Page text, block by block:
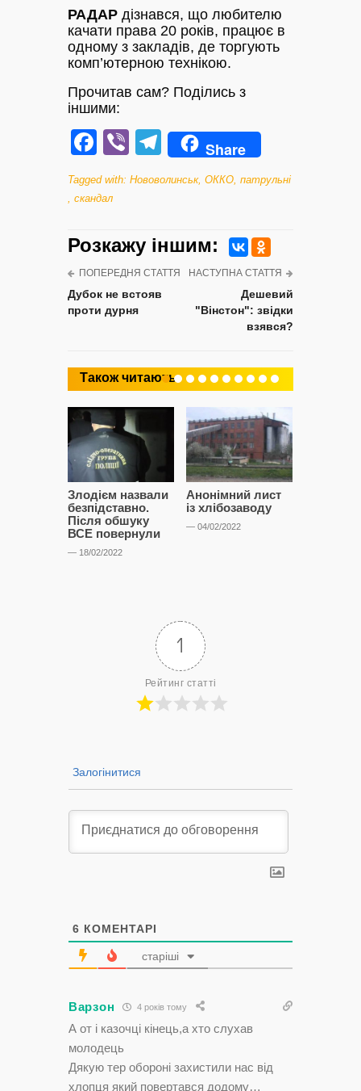
РАДАР дізнався, що любителю
качати права 20 років, працює в
одному з закладів, де торгують
комп’ютерною технікою.
Прочитав сам? Поділись з
іншими:
Facebook
ViberTelegram
Share
Tagged with: Нововолинськ, ОККО, патрульні
, скандал
Розкажу iншим:
ПОПЕРЕДНЯ СТАТТЯ
Дубок не встояв
проти дурня
НАСТУПНА СТАТТЯ
Дешевий
"Вінстон": звідки
взявся?
Також читають
Злодієм назвали
безпідставно.
Після обшуку
ВСЕ повернули
— 18/02/2022
Анонімний лист
із хлібозаводу
— 04/02/2022
1
Рейтинг статті
Залогінитися
6 КОМЕНТАРІ
старіші
Варзон 4 років тому
А от і казочці кінець,а хто слухав
молодець
Дякую тер обороні захистили нас від
хлопця який повертався додому…